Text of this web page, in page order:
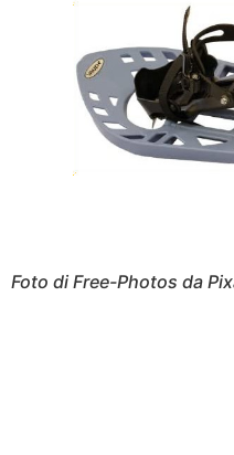
Foto di Free-Photos da